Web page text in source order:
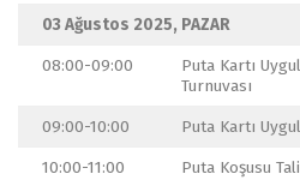
03 Ağustos 2025, PAZAR
08:00-09:00
Puta Kartı
Turnuvası
09:00-10:00
Puta Kartı
10:00-11:00
Puta Koşusu